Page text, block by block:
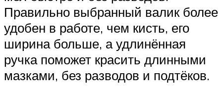
Правильно выбранный валик более
удобен в работе, чем кисть, его
ширина больше, а удлинённая
ручка поможет красить длинными
мазками, без разводов и подтёков.